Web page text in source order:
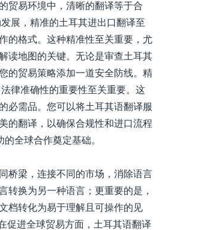
贸易环境中，清晰的翻译等于合
展，精准的土耳其进出口翻译至
的格式。这种精准性至关重要，尤
读地图的关键。无论是审查土耳其
的贸易策略添加一道安全防线。精
律准确性的重要性至关重要。这
必需品。您可以将土耳其语翻译服
的翻译，以确保合规性和进口流程
全球合作奠定基础。
桥梁，连接不同的市场，消除语言
转换为另一种语言；更重要的是，
档转化为易于理解且可操作的见
促进全球贸易方面，土耳其语翻译